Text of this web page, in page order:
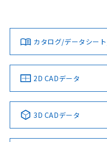
対応済み
中国 RoHS 注意事項・凡
Pb Hg
LR型式承認
（イギリス
船舶規格）
DNV型式承
（ノルウェ
No No
この製
その他の認証はこち
カタログ/データシー
2D CADデータ
3D CADデータ
指します。
また、RoHS指令の
物質の対応では、対
荷製品に未対応品が
欄に対応日を記載し
既に当社にて対応品
していることから、
り、2022年1月12日
す。